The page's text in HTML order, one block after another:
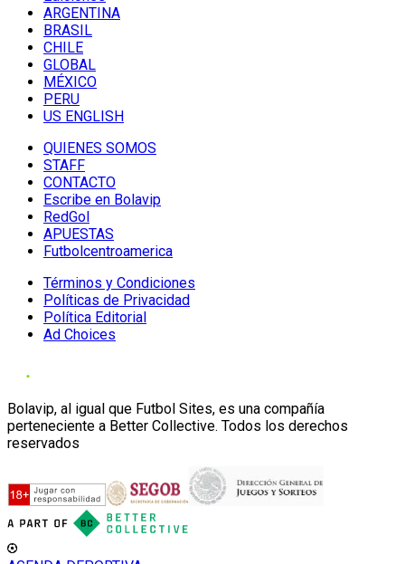
ARGENTINA
BRASIL
CHILE
GLOBAL
MÉXICO
PERU
US ENGLISH
QUIENES SOMOS
STAFF
CONTACTO
Escribe en Bolavip
RedGol
APUESTAS
Futbolcentroamerica
Términos y Condiciones
Políticas de Privacidad
Política Editorial
Ad Choices
Bolavip, al igual que Futbol Sites, es una compañía
perteneciente a Better Collective. Todos los derechos
reservados